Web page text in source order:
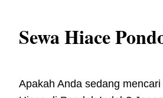
Sewa Hiace
Apakah Anda sedang